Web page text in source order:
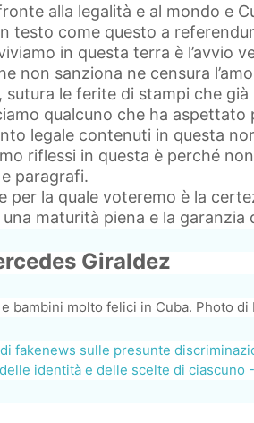
alla legalità e al mondo e
testo come questo a
in questa terra è l’avvio
non sanziona ne censura
le ferite di stampi che
qualcuno che ha aspettato
legale contenuti in questa
riflessi in questa è perché
paragrafi.
per la quale voteremo è la
maturità piena e la garanzia
Giraldez
bambini molto felici in Cuba. Photo di
fakenews sulle presunte
identità e delle scelte di ciascuno